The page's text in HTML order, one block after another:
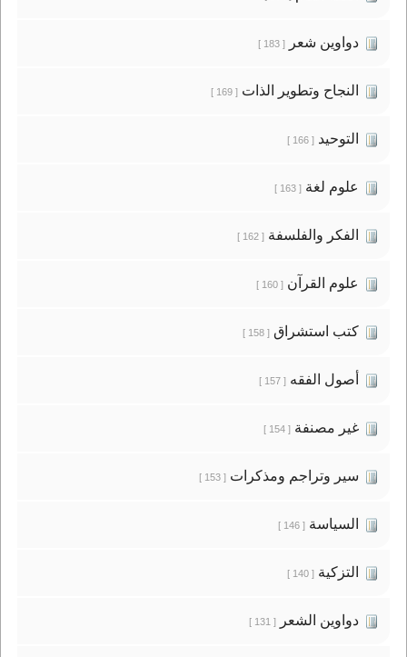
دواوين شعر[ 183 ]
النجاح وتطوير الذات[ 169 ]
التوحيد[ 166 ]
علوم لغة[ 163 ]
الفكر والفلسفة[ 162 ]
علوم القرآن[ 160 ]
كتب استشراق[ 158 ]
أصول الفقه[ 157 ]
غير مصنفة[ 154 ]
سير وتراجم ومذكرات[ 153 ]
السياسة[ 146 ]
التزكية[ 140 ]
دواوين الشعر[ 131 ]